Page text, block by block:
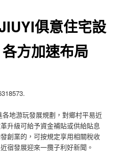
俱意住宅設
方加速布局
地游玩發展規劃，對鄉村平易近
革升級可給予資金補貼或供給貼息
創業的，可按規定享用相關稅收
發展迎來一攬子利好新聞。